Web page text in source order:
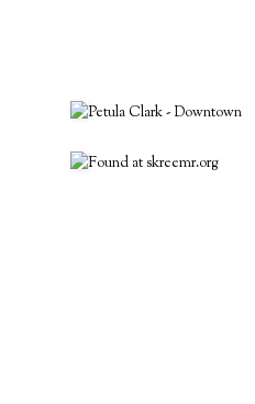
Petula Clark - Downtown
Found at skreemr.org